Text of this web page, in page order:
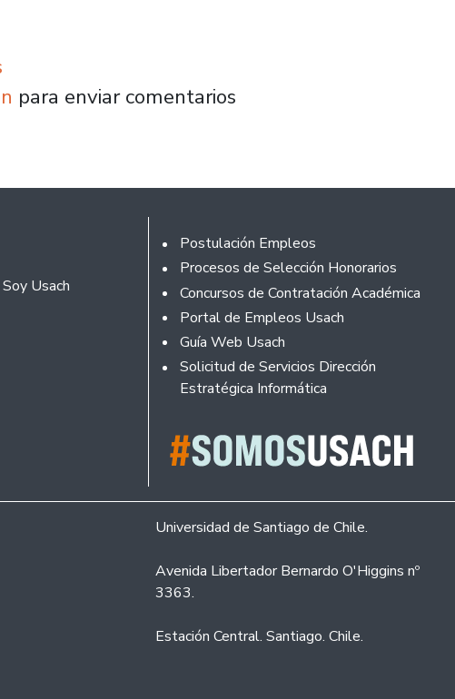
de Santiago inaugura encuentro mundial
para enviar comentarios
Usach
Footer
Postulación Empleos
Procesos de Selección Honorarios
Concursos de Contratación Académica
Portal de Empleos Usach
Guía Web Usach
Solicitud de Servicios Dirección
Estratégica Informática
Universidad de Santiago de Chile.
Avenida Libertador Bernardo O'Higgins nº
3363.
Estación Central. Santiago. Chile.